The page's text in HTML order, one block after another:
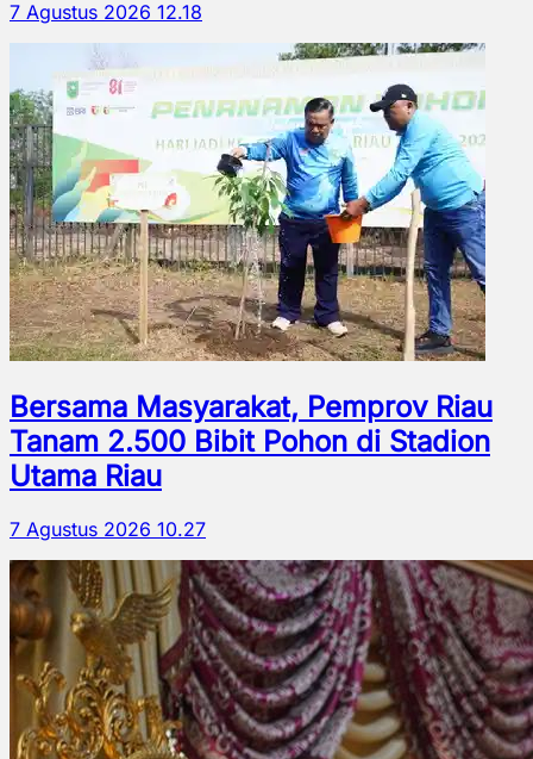
7 Agustus 2026 12.18
Bersama Masyarakat, Pemprov Riau
Tanam 2.500 Bibit Pohon di Stadion
Utama Riau
7 Agustus 2026 10.27